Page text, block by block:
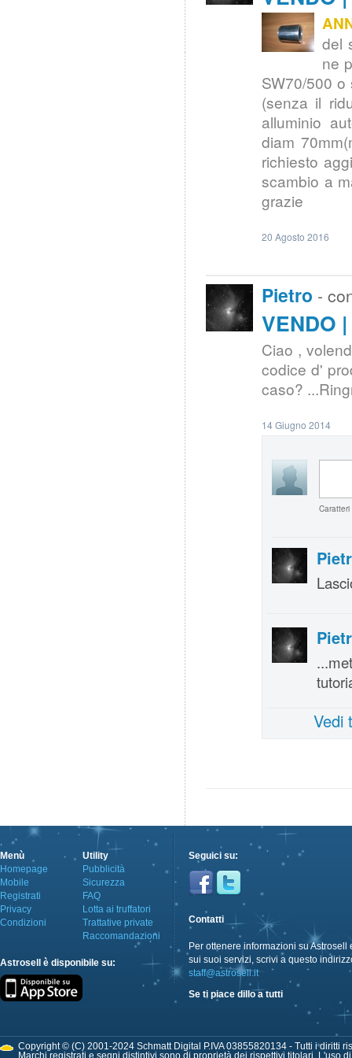
del
ne
SW70/500
(senza il
alluminio
diam
richiesto
scambio a
grazie
20 Agosto 2016
Pietro -
VENDO
Ciao ,
codice d'
caso?
14 Giugno 2014
Vedi
Menù
Homepage
Mobile
Registrati
Privacy
Condizioni
Utility
Pubblicità
Sicurezza
FAQ
Lotta ai truffatori
Trattative private
Raccomandazioni
Astrosell è disponibile su:
Seguici su:
Contatti
Per ottenere informazioni su Astrosell
sui suoi servizi, scrivi a questo
staff@astrosell.it
Se ti piace dillo a tutti
Copyright © (C) 2001-2024 Schmatt Digital P.IVA 03855820134 - Tutti i diritti
Marchi registrati e segni distintivi sono di proprietà dei rispettivi titolari. L'uso